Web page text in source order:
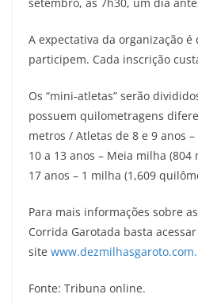
A expectativa da organização
participem. Cada inscrição
Os “mini-atletas” serão
possuem quilometragens
metros / Atletas de 8 e 9 anos
10 a 13 anos – Meia milha
17 anos – 1 milha (1,609
Para mais informações sobre
Corrida Garotada basta
site
Fonte: Tribuna online.